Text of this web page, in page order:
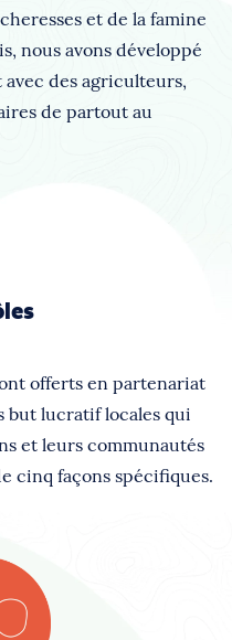
et de la famine
nous avons développé
des agriculteurs,
de partout au
offerts en partenariat
but lucratif locales qui
et leurs communautés
cinq façons spécifiques.